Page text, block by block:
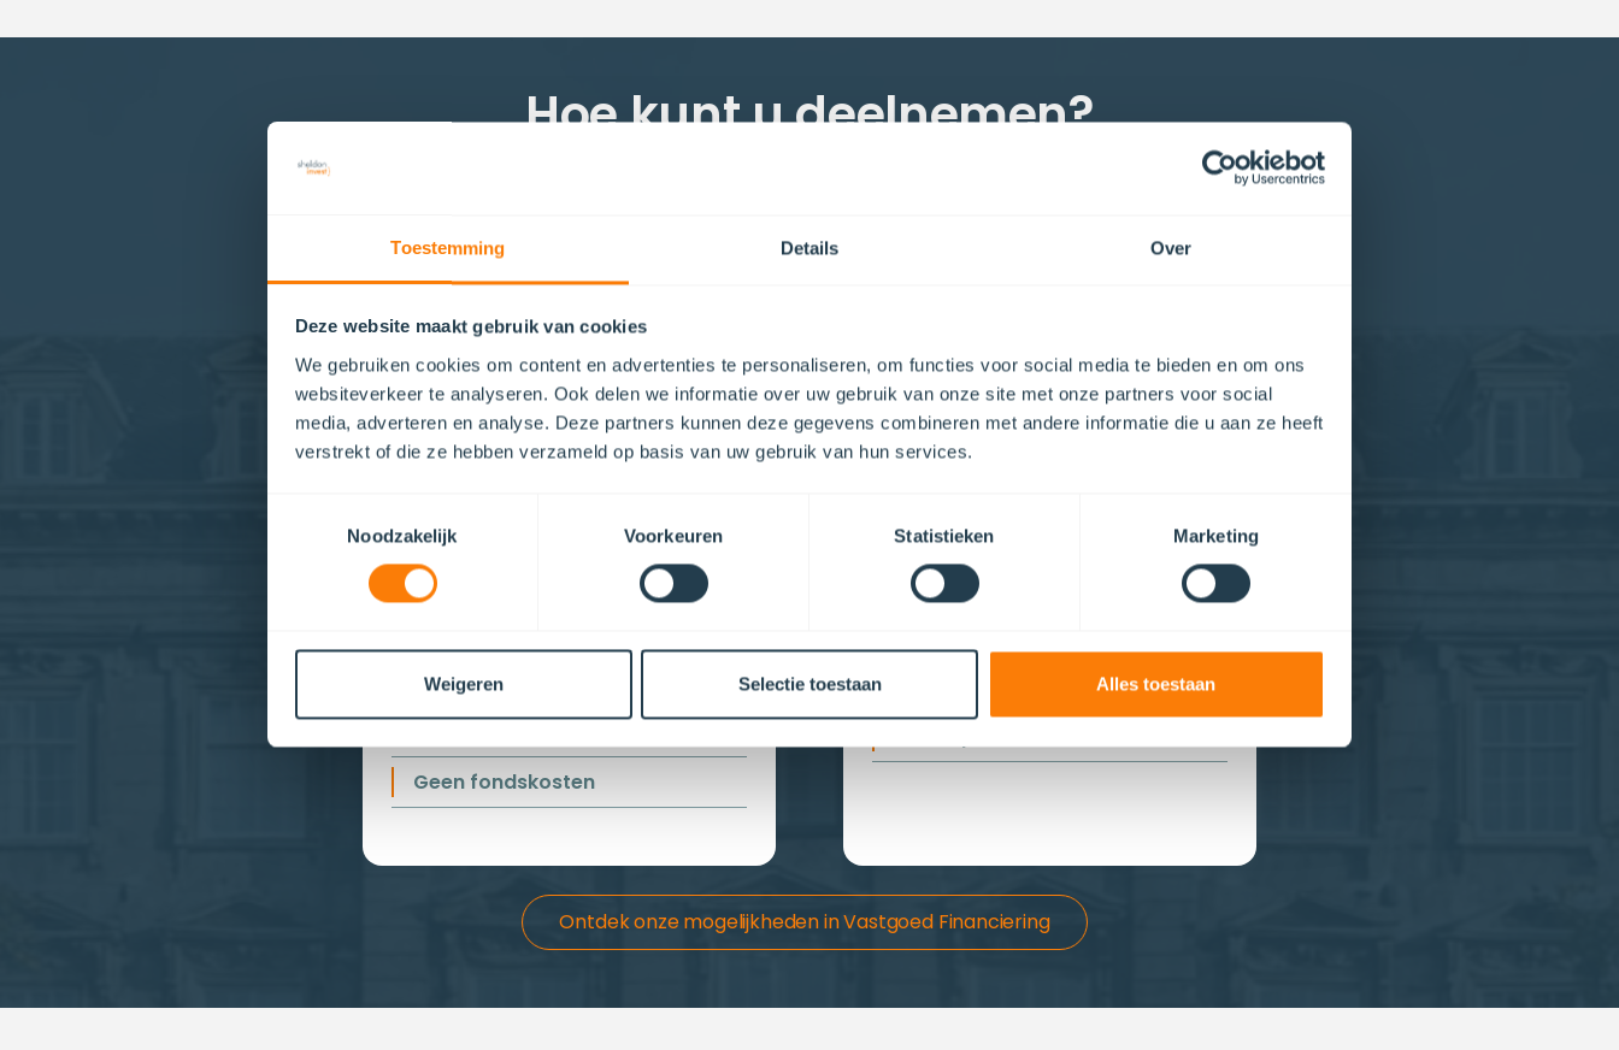
Toestemming Details Over
Deze website maakt gebruik van cookies
We gebruiken cookies om content en advertenties te personaliseren, om functies voor social media te bieden en om ons
websiteverkeer te analyseren. Ook delen we informatie over uw gebruik van onze site met onze partners voor social
media, adverteren en analyse. Deze partners kunnen deze gegevens combineren met andere informatie die u aan ze heeft
verstrekt of die ze hebben verzameld op basis van uw gebruik van hun services.
Noodzakelijk
Voorkeuren Statistieken Marketing
Weigeren Selectie toestaan Alles toestaan
Hoe kunt u deelnemen?
U kunt zelf een financiering verstrekken aan een partij die financiering zoekt. Hierbij bepaalt u zelf welke
Een toegankelijker alternatief is deelname aan een vastgoed financiering fonds. In dit geval wordt uw inleg
gespreid over meerdere leningen binnen één fondsstructuur. Het fonds verzorgt de selectie, client due
diligence en het beheer van de financieringen, waardoor u als belegger volledig ontzorgd wordt. U
participeert met de investering, terwijl het fonds de uitvoering verzorgt.
verstrekken
Vergt veel tijd
Vraagt om marktkennis en
ervaring
Geen fondskosten
financieringen
Lagere instapdrempel
Ontdek onze mogelijkheden in Vastgoed Financiering